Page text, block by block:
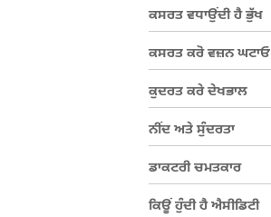
ਕਸਰਤ ਵਧਾਉਂਦੀ ਹੈ ਭੁੱਖ
ਕਸਰਤ ਕਰੋ ਵਜ਼ਨ ਘਟਾਓ
ਕੁਦਰਤ ਕਰੇ ਦੇਖਭਾਲ
ਨੀਂਦ ਅਤੇ ਸੁੰਦਰਤਾ
ਡਾਕਟਰੀ ਚਮਤਕਾਰ
ਕਿਊਂ ਹੁੰਦੀ ਹੈ ਐਸੀਡਿਟੀ